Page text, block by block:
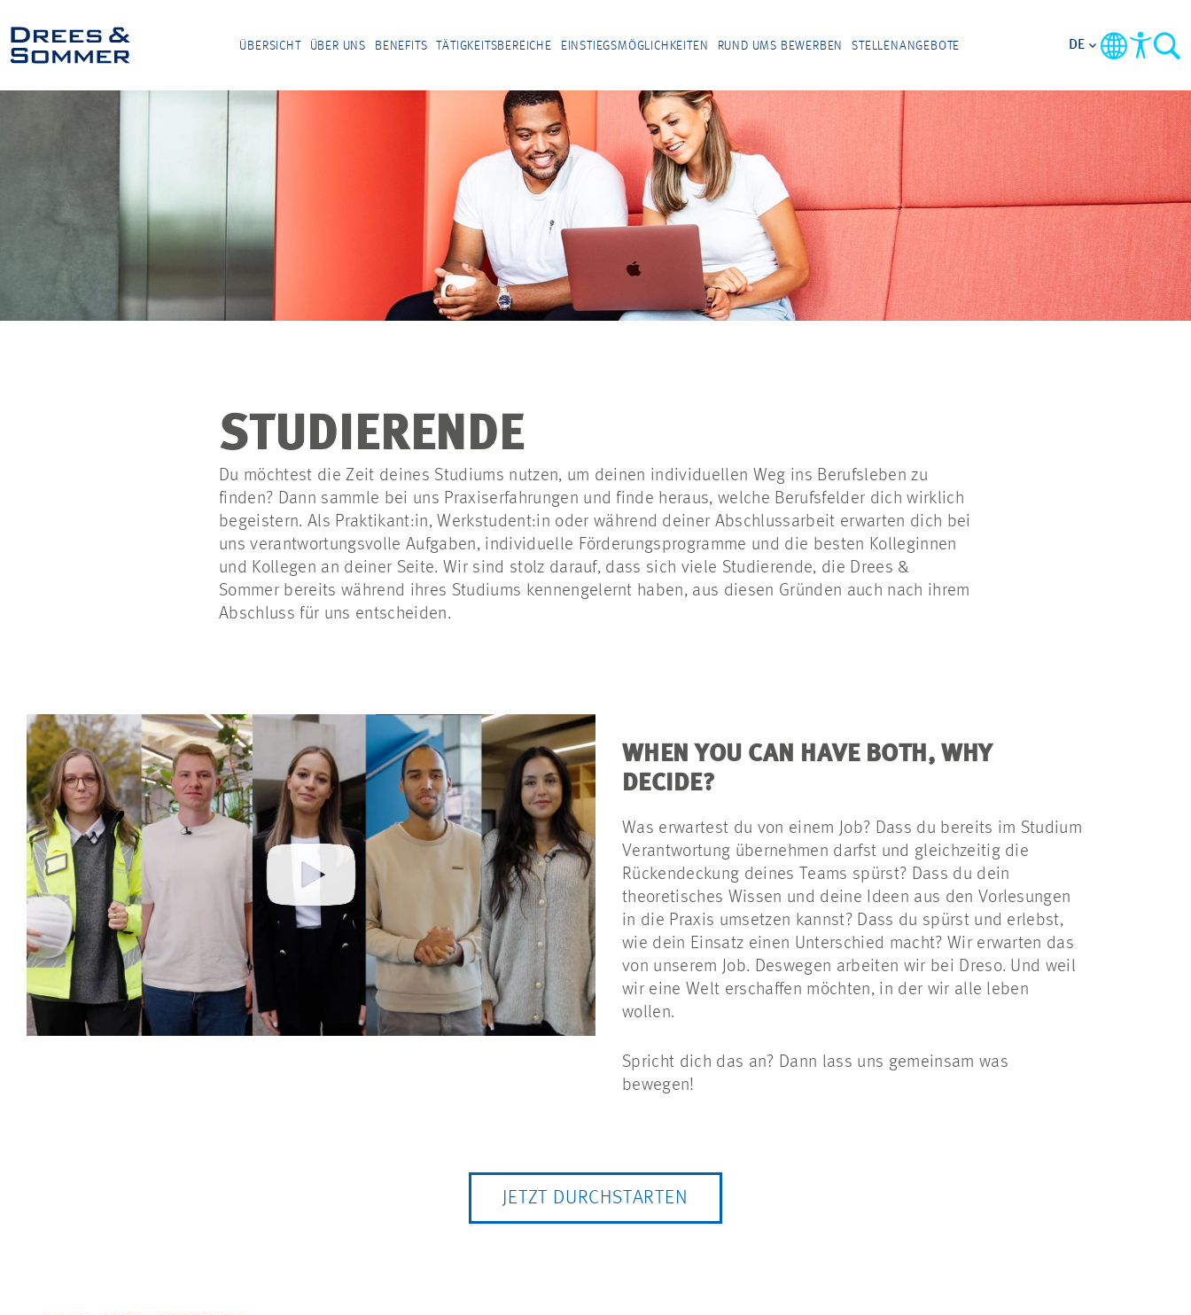
ÜBERSICHT ÜBER UNS BENEFITS TÄTIGKEITSBEREICHE EINSTIEGSMÖGLICHKEITEN RUND UMS BEWERBEN STELLENANGEBOTE DE
STUDIERENDE
Du möchtest die Zeit deines Studiums nutzen, um deinen individuellen Weg ins Berufsleben zu
finden? Dann sammle bei uns Praxiserfahrungen und finde heraus, welche Berufsfelder dich wirklich
begeistern. Als Praktikant:in, Werkstudent:in oder während deiner Abschlussarbeit erwarten dich bei
uns verantwortungsvolle Aufgaben, individuelle Förderungsprogramme und die besten Kolleginnen
und Kollegen an deiner Seite. Wir sind stolz darauf, dass sich viele Studierende, die Drees &
Sommer bereits während ihres Studiums kennengelernt haben, aus diesen Gründen auch nach ihrem
Abschluss für uns entscheiden.
WHEN YOU CAN HAVE BOTH, WHY
DECIDE?
Was erwartest du von einem Job? Dass du bereits im Studium
Verantwortung übernehmen darfst und gleichzeitig die
Rückendeckung deines Teams spürst? Dass du dein
theoretisches Wissen und deine Ideen aus den Vorlesungen
in die Praxis umsetzen kannst? Dass du spürst und erlebst,
wie dein Einsatz einen Unterschied macht? Wir erwarten das
von unserem Job. Deswegen arbeiten wir bei Dreso. Und weil
wir eine Welt erschaffen möchten, in der wir alle leben
wollen.
Spricht dich das an? Dann lass uns gemeinsam was
bewegen!
JETZT DURCHSTARTEN